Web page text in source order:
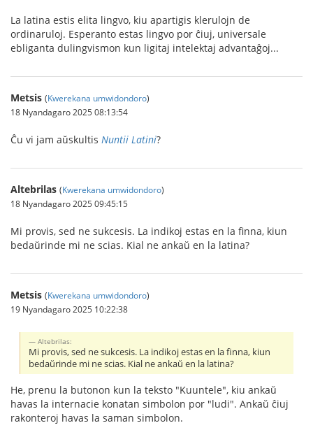
La latina estis elita lingvo, kiu apartigis klerulojn de
ordinaruloj. Esperanto estas lingvo por ĉiuj, universale
ebliganta dulingvismon kun ligitaj intelektaj advantaĝoj...
Metsis (Kwerekana umwidondoro)
18 Nyandagaro 2025 08:13:54
Ĉu vi jam aŭskultis Nuntii Latini?
Altebrilas (Kwerekana umwidondoro)
18 Nyandagaro 2025 09:45:15
Mi provis, sed ne sukcesis. La indikoj estas en la finna, kiun
bedaŭrinde mi ne scias. Kial ne ankaŭ en la latina?
Metsis (Kwerekana umwidondoro)
19 Nyandagaro 2025 10:22:38
Altebrilas:
Mi provis, sed ne sukcesis. La indikoj estas en la finna, kiun
bedaŭrinde mi ne scias. Kial ne ankaŭ en la latina?
He, prenu la butonon kun la teksto "Kuuntele", kiu ankaŭ
havas la internacie konatan simbolon por "ludi". Ankaŭ ĉiuj
rakonteroj havas la saman simbolon.